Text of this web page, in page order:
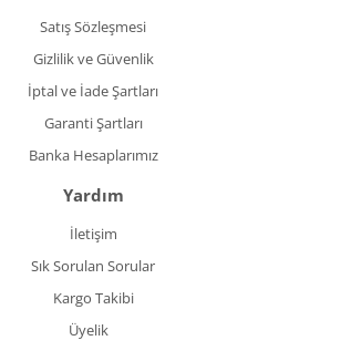
Satış Sözleşmesi
Gizlilik ve Güvenlik
İptal ve İade Şartları
Garanti Şartları
Banka Hesaplarımız
Yardım
İletişim
Sık Sorulan Sorular
Kargo Takibi
Üyelik